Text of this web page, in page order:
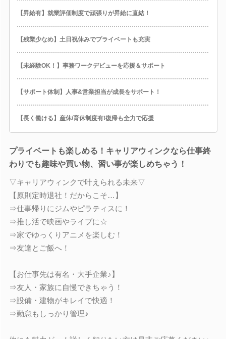
【昇給有】就業評価制度で頑張りが昇給に直結！
【残業少なめ】土日祝休みでプライベートも充実
【未経験OK！】事務ワークデビューを応援＆サポート
【サポート体制】人事&営業担当が成長をサポート！
【長く働ける】産休/育休制度有!復帰も全力で応援
プライベートも楽しめる！キャリアウィンクなら仕事終
わりでも趣味や買い物、習い事が楽しめちゃう！
▽キャリアウィンクで叶えられる未来▽
【原則定時退社！だからこそ…】
⇒仕事帰りにジムやピラティスに！
⇒推し活で映画やライブに☆
⇒家でゆっくりアニメを楽しむ！
⇒友達とご飯へ！
【お仕事先は有名・大手企業♪】
⇒友人・家族に自慢できちゃう！
⇒設備・建物がキレイで快適！
⇒勤怠もしっかり管理♪